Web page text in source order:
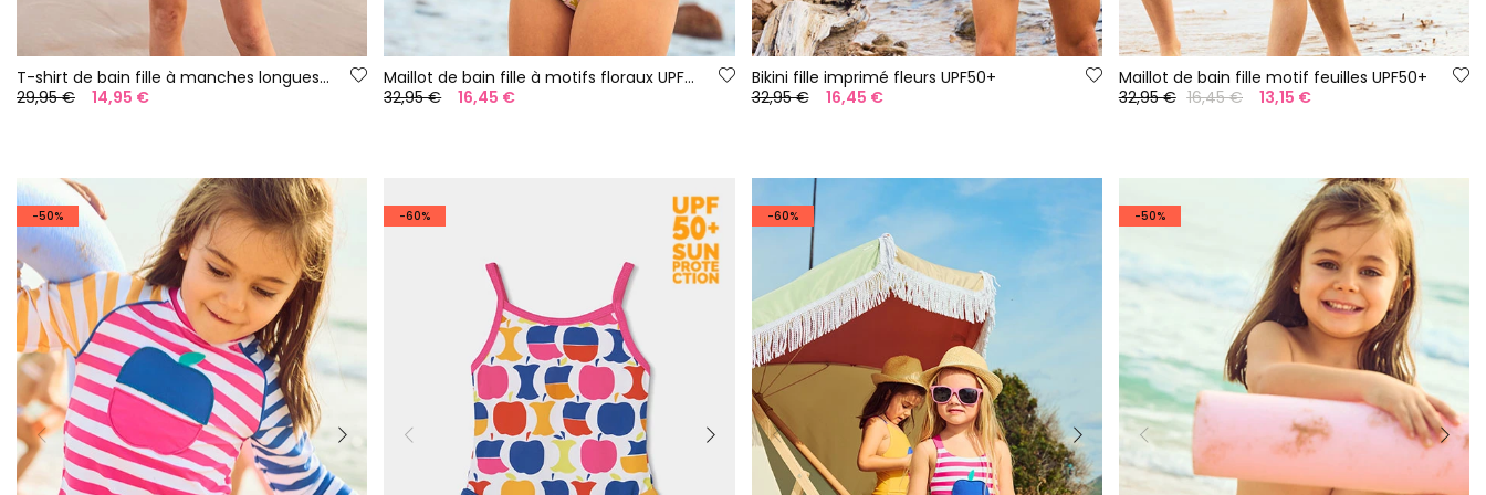
T-shirt de bain fille à manches longues UPF50+
29,95 €
14,95 €
Maillot de bain fille à motifs floraux UPF50+
32,95 €
16,45 €
Bikini fille imprimé fleurs UPF50+
32,95 €
16,45 €
Maillot de bain fille motif feuilles UPF50+
32,95 € 16,45 € 13,15 €
-50% -60% -60% -50%